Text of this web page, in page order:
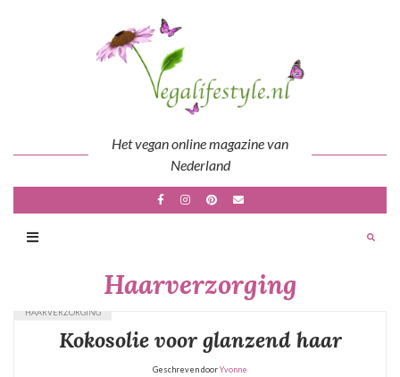
Het vegan online magazine van
Nederland
Haarverzorging
HAARVERZORGING
Kokosolie voor glanzend haar
Geschreven doorYvonne